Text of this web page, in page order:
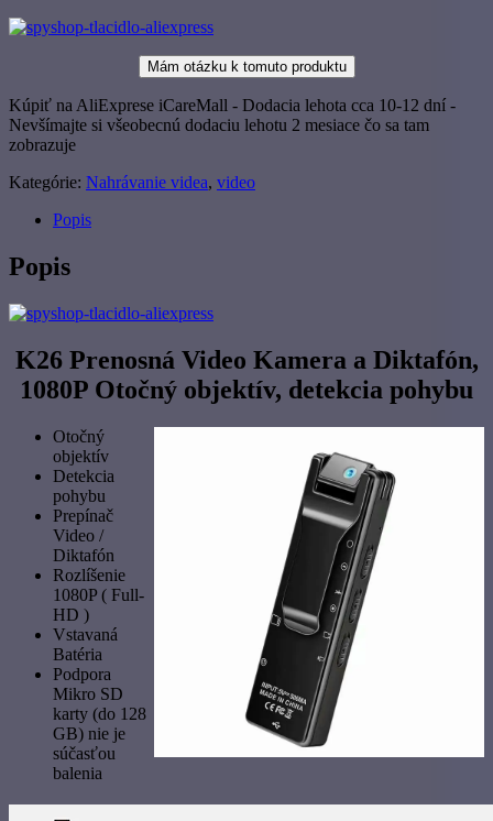
Mám otázku k tomuto produktu
Kúpiť na AliExprese iCareMall - Dodacia lehota cca 10-12 dní -
Nevšímajte si všeobecnú dodaciu lehotu 2 mesiace čo sa tam
zobrazuje
Kategórie: Nahrávanie videa, video
Popis
Popis
K26 Prenosná Video Kamera a Diktafón,
1080P Otočný objektív, detekcia pohybu
Otočný
objektív
Detekcia
pohybu
Prepínač
Video /
Diktafón
Rozlíšenie
1080P ( Full-
HD )
Vstavaná
Batéria
Podpora
Mikro SD
karty (do 128
GB) nie je
súčasťou
balenia